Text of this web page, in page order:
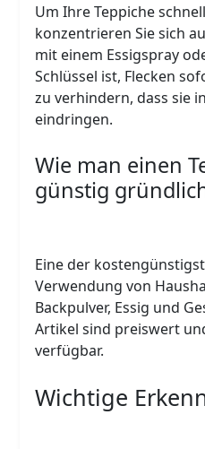
Um Ihre Teppiche
konzentrieren Sie sich
mit einem Essigspray
Schlüssel ist, Flecken
zu verhindern, dass sie
eindringen.
Wie man einen
günstig
Eine der
Verwendung von
Backpulver, Essig und
Artikel sind preiswert
verfügbar.
Wichtige